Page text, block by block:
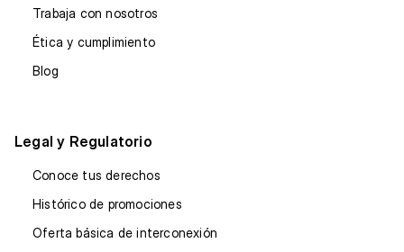
Trabaja con nosotros
Ética y cumplimiento
Blog
Legal y Regulatorio
Conoce tus derechos
Histórico de promociones
Oferta básica de interconexión